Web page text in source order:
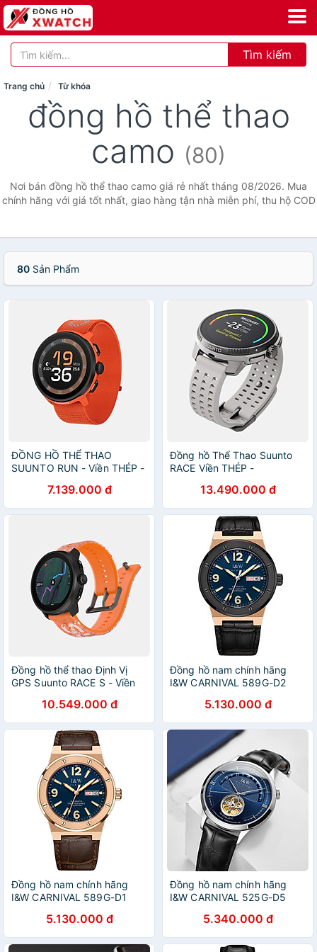
Tìm kiếm
Trang chủ Từ khóa
đồng hồ thể thao
camo (80)
Nơi bán đồng hồ thể thao camo giá rẻ nhất tháng 08/2026. Mua
chính hãng với giá tốt nhất, giao hàng tận nhà miễn phí, thu hộ COD
80 Sản Phẩm
ĐỒNG HỒ THỂ THAO
SUUNTO RUN - Viền THÉP -
mỏng nhẹ - với hơn 34 môn
thể thao khác
7.139.000 đ
Đồng hồ Thể Thao Suunto
RACE Viền THÉP -
SS050930000 -
SS050931000
13.490.000 đ
Đồng hồ thể thao Định Vị
GPS Suunto RACE S - Viền
SS051018000
SS051017000
SS051014000
SS051016000
SS051015000
10.549.000 đ
Đồng hồ nam chính hãng
I&W CARNIVAL 589G-D2
xước,Chống nước ,Bảo hành
dài hạn,Máy cơ
(Automatic),Dây da cao
cấp,thiết kế lộ cơ thể thao
5.130.000 đ
Đồng hồ nam chính hãng
I&W CARNIVAL 589G-D1
xước,Chống nước ,Bảo hành
dài hạn,Máy cơ
(Automatic),Dây da cao
5.130.000 đ
Đồng hồ nam chính hãng
I&W CARNIVAL 525G-D5
xước,Chống nước ,Bảo hành
24 tháng,Máy cơ
(Automatic),Dây da cao
5.340.000 đ